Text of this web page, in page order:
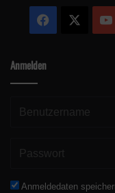
Facebook
Anmelden
Anmeldedaten